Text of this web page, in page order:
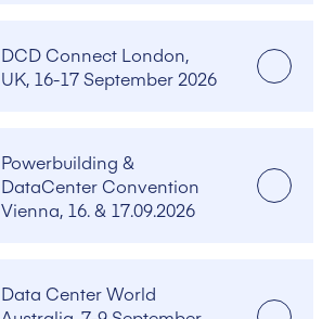
DCD Connect London,
UK, 16-17 September 2026
Powerbuilding &
DataCenter Convention
Vienna, 16. & 17.09.2026
Data Center World